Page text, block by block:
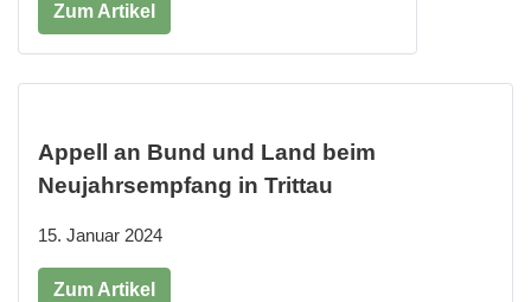
Zum Artikel
Appell an Bund und Land beim
Neujahrsempfang in Trittau
15. Januar 2024
Zum Artikel